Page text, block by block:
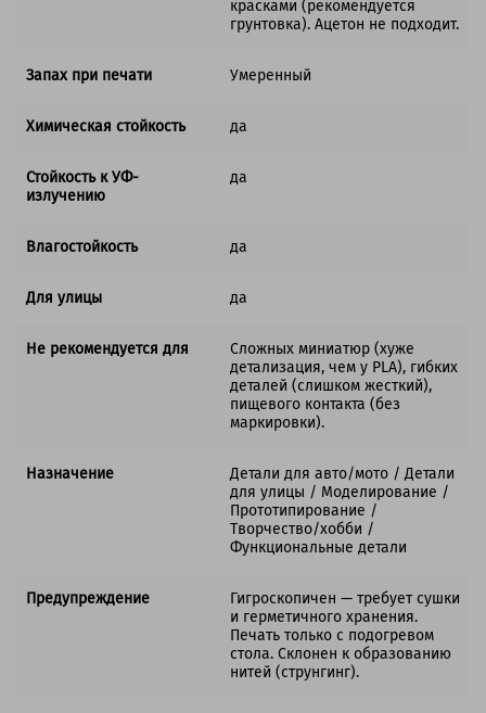
красками (рекомендуется
грунтовка). Ацетон не подходит.
Запах при печати Умеренный
Химическая стойкость да
Стойкость к УФ-
излучению
да
Влагостойкость да
Для улицы да
Не рекомендуется для
Сложных миниатюр (хуже
детализация, чем у PLA), гибких
деталей (слишком жесткий),
пищевого контакта (без
маркировки).
Назначение
Детали для авто/мото / Детали
для улицы / Моделирование /
Прототипирование /
Творчество/хобби /
Функциональные детали
Предупреждение
Гигроскопичен — требует сушки
и герметичного хранения.
Печать только с подогревом
стола. Склонен к образованию
нитей (струнгинг).